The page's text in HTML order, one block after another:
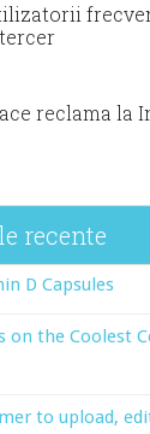
reclama la
recente
D Capsules
on the Coolest
to upload,